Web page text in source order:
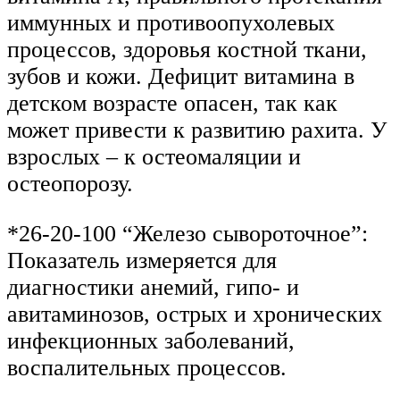
иммунных и противоопухолевых
процессов, здоровья костной ткани,
зубов и кожи. Дефицит витамина в
детском возрасте опасен, так как
может привести к развитию рахита. У
взрослых – к остеомаляции и
остеопорозу.
*26-20-100 “Железо сывороточное”:
Показатель измеряется для
диагностики анемий, гипо- и
авитаминозов, острых и хронических
инфекционных заболеваний,
воспалительных процессов.